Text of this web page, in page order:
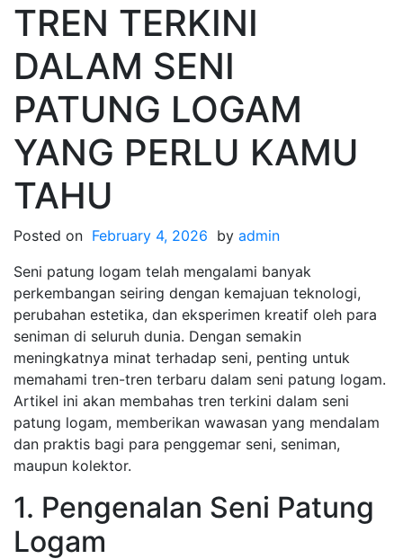
TREN TERKINI
DALAM SENI
PATUNG LOGAM
YANG PERLU KAMU
TAHU
Posted on February 4, 2026 by admin
Seni patung logam telah mengalami banyak
perkembangan seiring dengan kemajuan teknologi,
perubahan estetika, dan eksperimen kreatif oleh para
seniman di seluruh dunia. Dengan semakin
meningkatnya minat terhadap seni, penting untuk
memahami tren-tren terbaru dalam seni patung logam.
Artikel ini akan membahas tren terkini dalam seni
patung logam, memberikan wawasan yang mendalam
dan praktis bagi para penggemar seni, seniman,
maupun kolektor.
1. Pengenalan Seni Patung
Logam